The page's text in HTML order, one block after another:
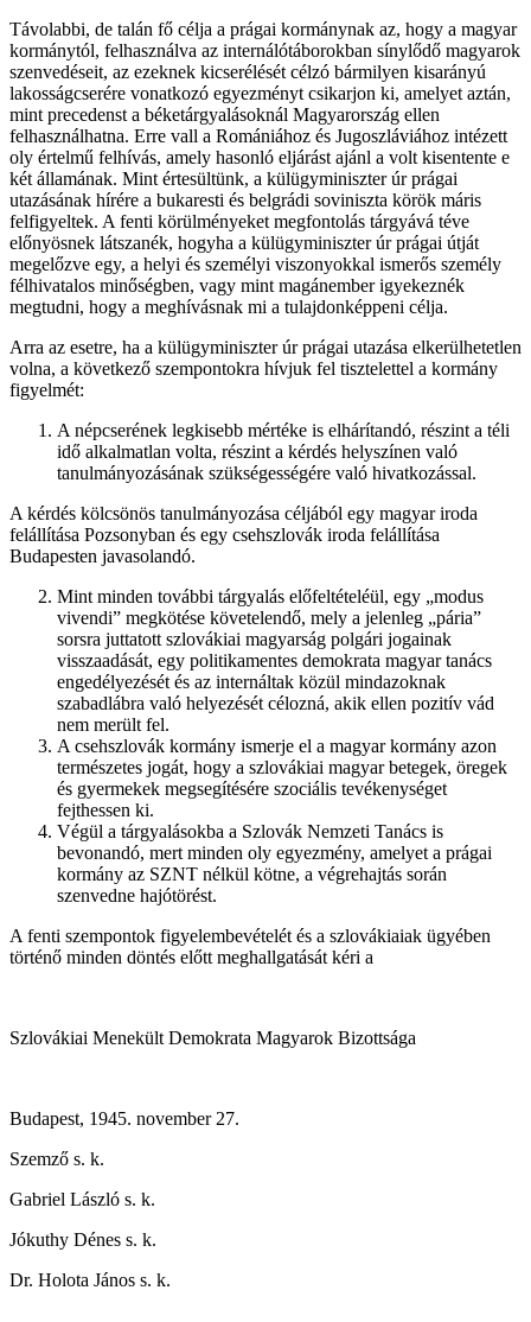
Távolabbi, de talán fő célja a prágai kormánynak az, hogy a magyar
kormánytól, felhasználva az internálótáborokban sínylődő magyarok
szenvedéseit, az ezeknek kicserélését célzó bármilyen kisarányú
lakosságcserére vonatkozó egyezményt csikarjon ki, amelyet aztán,
mint precedenst a béketárgyalásoknál Magyarország ellen
felhasználhatna. Erre vall a Romániához és Jugoszláviához intézett
oly értelmű felhívás, amely hasonló eljárást ajánl a volt kisentente e
két államának. Mint értesültünk, a külügyminiszter úr prágai
utazásának hírére a bukaresti és belgrádi soviniszta körök máris
felfigyeltek. A fenti körülményeket megfontolás tárgyává téve
előnyösnek látszanék, hogyha a külügyminiszter úr prágai útját
megelőzve egy, a helyi és személyi viszonyokkal ismerős személy
félhivatalos minőségben, vagy mint magánember igyekeznék
megtudni, hogy a meghívásnak mi a tulajdonképpeni célja.
Arra az esetre, ha a külügyminiszter úr prágai utazása elkerülhetetlen
volna, a következő szempontokra hívjuk fel tisztelettel a kormány
figyelmét:
A népcserének legkisebb mértéke is elhárítandó, részint a téli
idő alkalmatlan volta, részint a kérdés helyszínen való
tanulmányozásának szükségességére való hivatkozással.
A kérdés kölcsönös tanulmányozása céljából egy magyar iroda
felállítása Pozsonyban és egy csehszlovák iroda felállítása
Budapesten javasolandó.
Mint minden további tárgyalás előfeltételéül, egy „modus
vivendi” megkötése követelendő, mely a jelenleg „pária”
sorsra juttatott szlovákiai magyarság polgári jogainak
visszaadását, egy politikamentes demokrata magyar tanács
engedélyezését és az internáltak közül mindazoknak
szabadlábra való helyezését célozná, akik ellen pozitív vád
nem merült fel.
A csehszlovák kormány ismerje el a magyar kormány azon
természetes jogát, hogy a szlovákiai magyar betegek, öregek
és gyermekek megsegítésére szociális tevékenységet
fejthessen ki.
Végül a tárgyalásokba a Szlovák Nemzeti Tanács is
bevonandó, mert minden oly egyezmény, amelyet a prágai
kormány az SZNT nélkül kötne, a végrehajtás során
szenvedne hajótörést.
A fenti szempontok figyelembevételét és a szlovákiaiak ügyében
történő minden döntés előtt meghallgatását kéri a
Szlovákiai Menekült Demokrata Magyarok Bizottsága
Budapest, 1945. november 27.
Szemző s. k.
Gabriel László s. k.
Jókuthy Dénes s. k.
Dr. Holota János s. k.